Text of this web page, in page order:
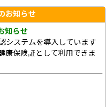
お知らせ
知らせ
システムを導入しています
康保険証として利用できま